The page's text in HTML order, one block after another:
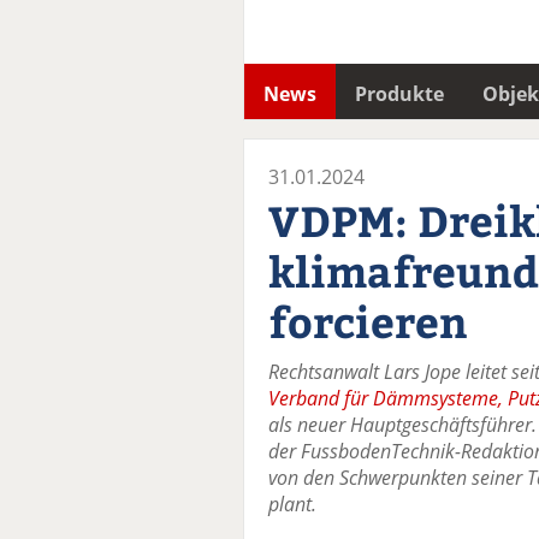
News Produkte
31.01.2024
VDPM:
forcieren
Rechtsanwalt Lars Jope leitet
Verband für Dämmsysteme,
als neuer
der FussbodenTechnik-
von den Schwerpunkten seiner
plant.